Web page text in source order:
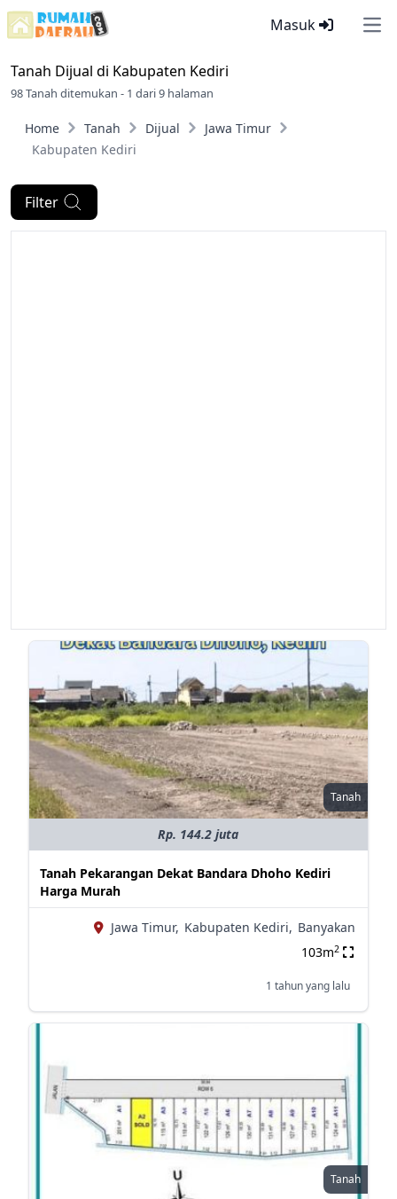
Masuk
Tanah Dijual di Kabupaten Kediri
98 Tanah ditemukan - 1 dari 9 halaman
Home Tanah Dijual
Jawa Timur
Kabupaten Kediri
Filter
Tanah
Rp. 144.2 juta
Tanah Pekarangan Dekat Bandara Dhoho Kediri
Harga Murah
Jawa Timur, Kabupaten Kediri, Banyakan
103m2
1 tahun yang lalu
Tanah